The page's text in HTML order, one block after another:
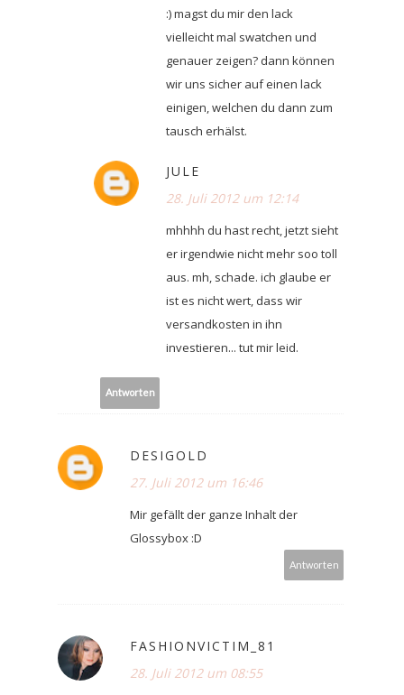
:) magst du mir den lack
vielleicht mal swatchen und
genauer zeigen? dann können
wir uns sicher auf einen lack
einigen, welchen du dann zum
tausch erhälst.
JULE
28. Juli 2012 um 12:14
mhhhh du hast recht, jetzt sieht
er irgendwie nicht mehr soo toll
aus. mh, schade. ich glaube er
ist es nicht wert, dass wir
versandkosten in ihn
investieren... tut mir leid.
Antworten
DESIGOLD
27. Juli 2012 um 16:46
Mir gefällt der ganze Inhalt der
Glossybox :D
Antworten
FASHIONVICTIM_81
28. Juli 2012 um 08:55